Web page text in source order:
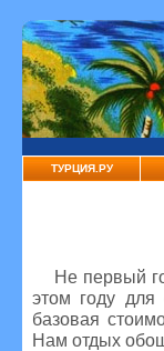
ТУРЦИЯ.РУ
Не первый
этом году
базовая
Нам отдых